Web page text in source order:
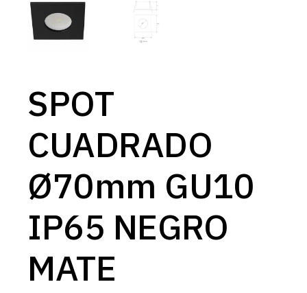
SPOT
CUADRADO
Ø70mm GU10
IP65 NEGRO
MATE